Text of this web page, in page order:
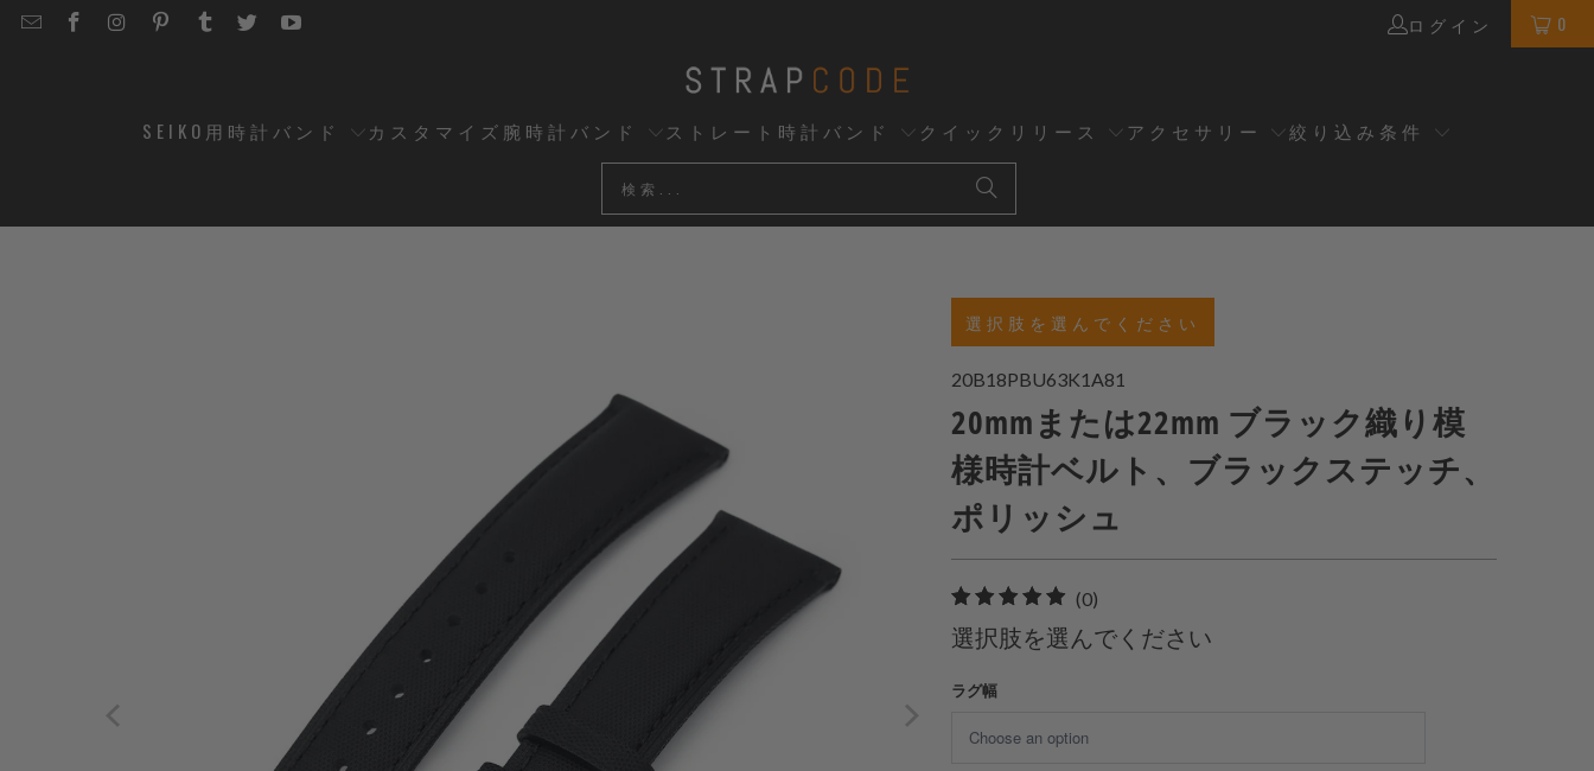
EMAILSTRAPCODE
STRAPCODE
STRAPCODE
STRAPCODE
STRAPCODE
STRAPCODE
ログイン 0
SEIKO用時計バンド カスタマイズ腕時計バンド ストレート時計バンド クイックリリース アクセサリー 絞り込み条件
選択肢を選んでください
20B18PBU63K1A81
20mmまたは22mm ブラック織り模
様時計ベルト、ブラックステッチ、
ポリッシュ
(0)
合
計
選択肢を選んでください
ラグ幅